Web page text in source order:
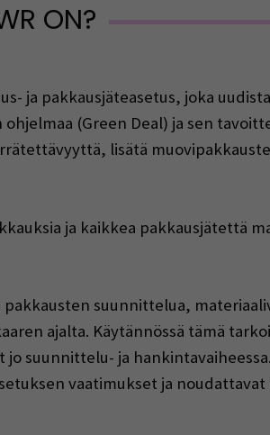
ON?
ja pakkausjäteasetus, joka
(Green Deal) ja sen
lisätä
ja kaikkea pakkausjätettä
pakkausten suunnittelua,
ajalta. Käytännössä tämä
suunnittelu- ja
vaatimukset ja noudattavat